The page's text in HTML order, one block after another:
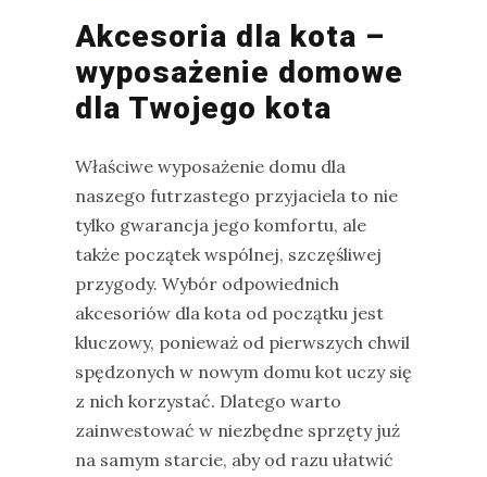
Akcesoria dla kota –
wyposażenie domowe
dla Twojego kota
Właściwe wyposażenie domu dla
naszego futrzastego przyjaciela to nie
tylko gwarancja jego komfortu, ale
także początek wspólnej, szczęśliwej
przygody. Wybór odpowiednich
akcesoriów dla kota od początku jest
kluczowy, ponieważ od pierwszych chwil
spędzonych w nowym domu kot uczy się
z nich korzystać. Dlatego warto
zainwestować w niezbędne sprzęty już
na samym starcie, aby od razu ułatwić